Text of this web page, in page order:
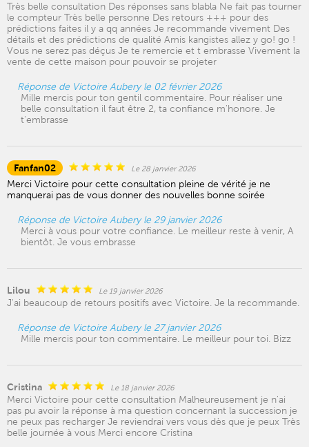
Très belle consultation Des réponses sans blabla Ne fait pas tourner
le compteur Très belle personne Des retours +++ pour des
prédictions faites il y a qq années Je recommande vivement Des
détails et des prédictions de qualité Amis kangistes allez y go! go !
Vous ne serez pas déçus Je te remercie et t embrasse Vivement la
vente de cette maison pour pouvoir se projeter
Réponse de Victoire Aubery le 02 février 2026
Mille mercis pour ton gentil commentaire. Pour réaliser une
belle consultation il faut être 2, ta confiance m'honore. Je
t'embrasse
Fanfan02 Le 28 janvier 2026
Merci Victoire pour cette consultation pleine de vérité je ne
manquerai pas de vous donner des nouvelles bonne soirée
Réponse de Victoire Aubery le 29 janvier 2026
Merci à vous pour votre confiance. Le meilleur reste à venir, A
bientôt. Je vous embrasse
Lilou Le 19 janvier 2026
J'ai beaucoup de retours positifs avec Victoire. Je la recommande.
Réponse de Victoire Aubery le 27 janvier 2026
Mille mercis pour ton commentaire. Le meilleur pour toi. Bizz
Cristina Le 18 janvier 2026
Merci Victoire pour cette consultation Malheureusement je n'ai
pas pu avoir la réponse à ma question concernant la succession je
ne peux pas recharger Je reviendrai vers vous dès que je peux Très
belle journée à vous Merci encore Cristina